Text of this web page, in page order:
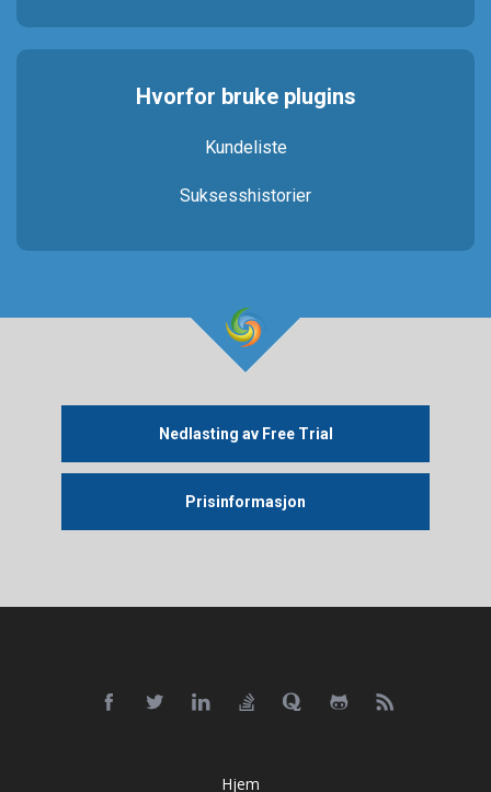
Hvorfor bruke plugins
Kundeliste
Suksesshistorier
Nedlasting av Free Trial
Prisinformasjon
Hjem